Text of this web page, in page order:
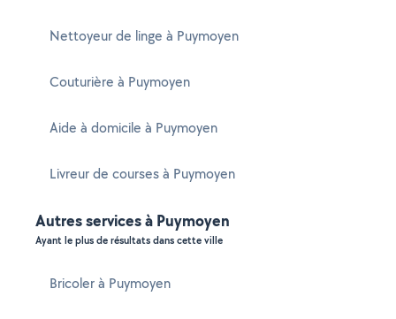
Nettoyeur de linge à Puymoyen
Couturière à Puymoyen
Aide à domicile à Puymoyen
Livreur de courses à Puymoyen
Autres services à Puymoyen
Ayant le plus de résultats dans cette ville
Bricoler à Puymoyen